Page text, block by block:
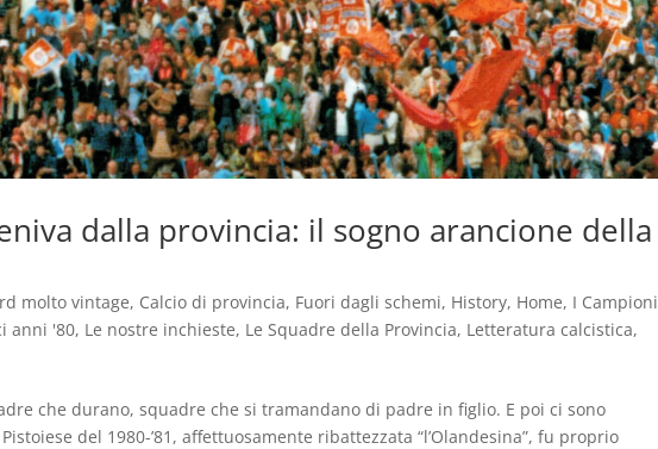
dalla provincia: il sogno arancione della
molto vintage, Calcio di provincia, Fuori dagli schemi, History, Home, I Campioni
anni '80, Le nostre inchieste, Le Squadre della Provincia, Letteratura calcistica,
che durano, squadre che si tramandano di padre in figlio. E poi ci sono
del 1980-’81, affettuosamente ribattezzata “l’Olandesina”, fu proprio